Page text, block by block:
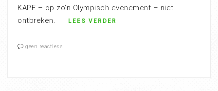
KAPE – op zo’n Olympisch evenement – niet
ontbreken.
LEES VERDER
geen reactiess